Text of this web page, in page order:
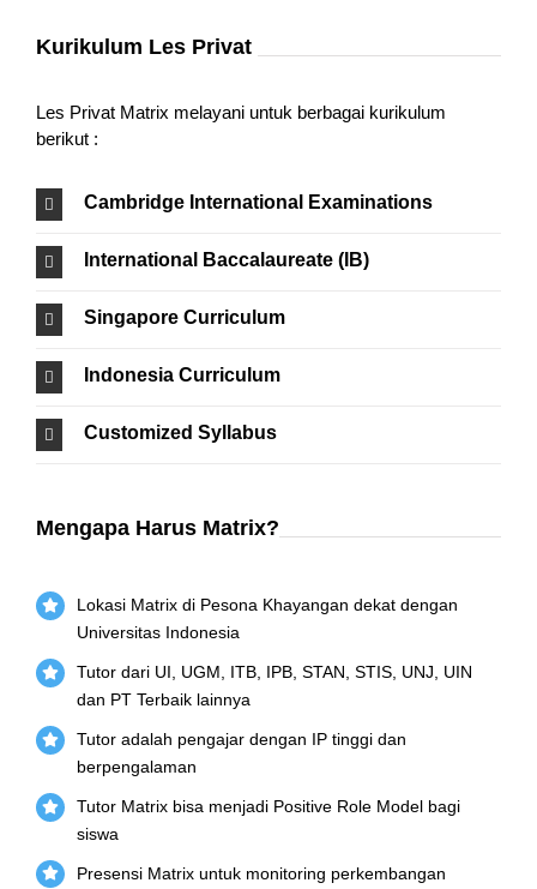
Kurikulum Les Privat
Les Privat Matrix melayani untuk berbagai kurikulum
berikut :
Cambridge International Examinations
International Baccalaureate (IB)
Singapore Curriculum
Indonesia Curriculum
Customized Syllabus
Mengapa Harus Matrix?
Lokasi Matrix di Pesona Khayangan dekat dengan
Universitas Indonesia
Tutor dari UI, UGM, ITB, IPB, STAN, STIS, UNJ, UIN
dan PT Terbaik lainnya
Tutor adalah pengajar dengan IP tinggi dan
berpengalaman
Tutor Matrix bisa menjadi Positive Role Model bagi
siswa
Presensi Matrix untuk monitoring perkembangan